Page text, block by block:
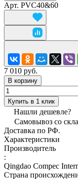
Арт. PVC40&60
7 010 руб.
В корзину
Купить в 1 клик
Нашли дешевле?
Самовывоз со
Доставка по РФ.
Характеристики
Производитель
:
Qingdao Compec
Страна